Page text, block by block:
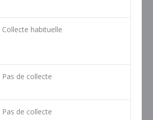
Collecte habituelle
Pas de collecte
Pas de collecte